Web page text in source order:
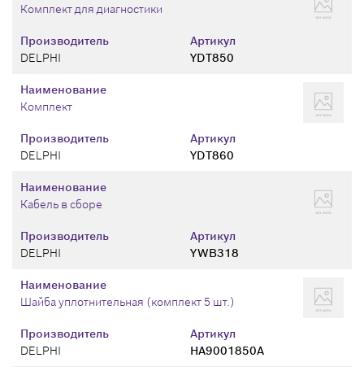
Производитель
DELPHI
Артикул
YDT850
Комплект для диагностики
Производитель
DELPHI
Артикул
YDT860
Наименование
Комплект
Производитель
DELPHI
Артикул
YWB318
Наименование
Кабель в сборе
Производитель
DELPHI
Артикул
НА9001850A
Наименование
Шайба уплотнительная (комплект 5 шт.)